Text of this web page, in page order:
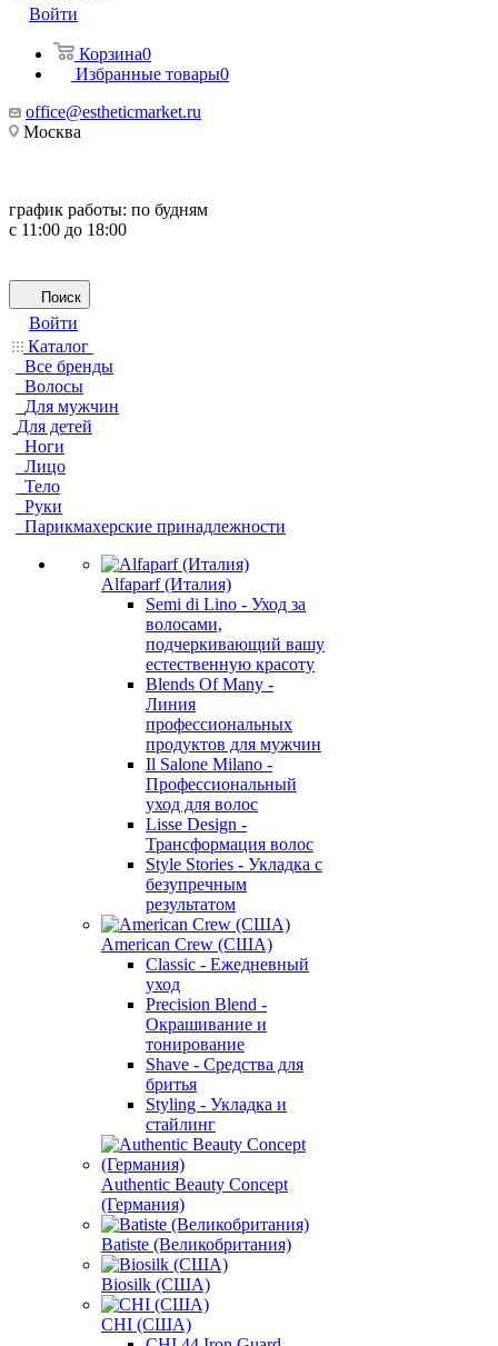
Войти
Корзина0
Избранные товары0
office@estheticmarket.ru
Москва
график работы: по будням
с 11:00 до 18:00
Поиск
Войти
Каталог
Все бренды
Волосы
Для мужчин
Для детей
Ноги
Лицо
Тело
Руки
Парикмахерские принадлежности
Alfaparf (Италия)
Semi di Lino - Уход за
волосами,
подчеркивающий вашу
естественную красоту
Blends Of Many -
Линия
профессиональных
продуктов для мужчин
Il Salone Milano -
Профессиональный
уход для волос
Lisse Design -
Трансформация волос
Style Stories - Укладка с
безупречным
результатом
American Crew (США)
Classic - Ежедневный
уход
Precision Blend -
Окрашивание и
тонирование
Shave - Средства для
бритья
Styling - Укладка и
стайлинг
Authentic Beauty Concept
(Германия)
Batiste (Великобритания)
Biosilk (США)
CHI (США)